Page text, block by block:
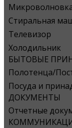
Стиральная
Телевизор
Холодильник
БЫТОВЫЕ
Полотенца/
Посуда и
ДОКУМЕНТЫ
Отчетные